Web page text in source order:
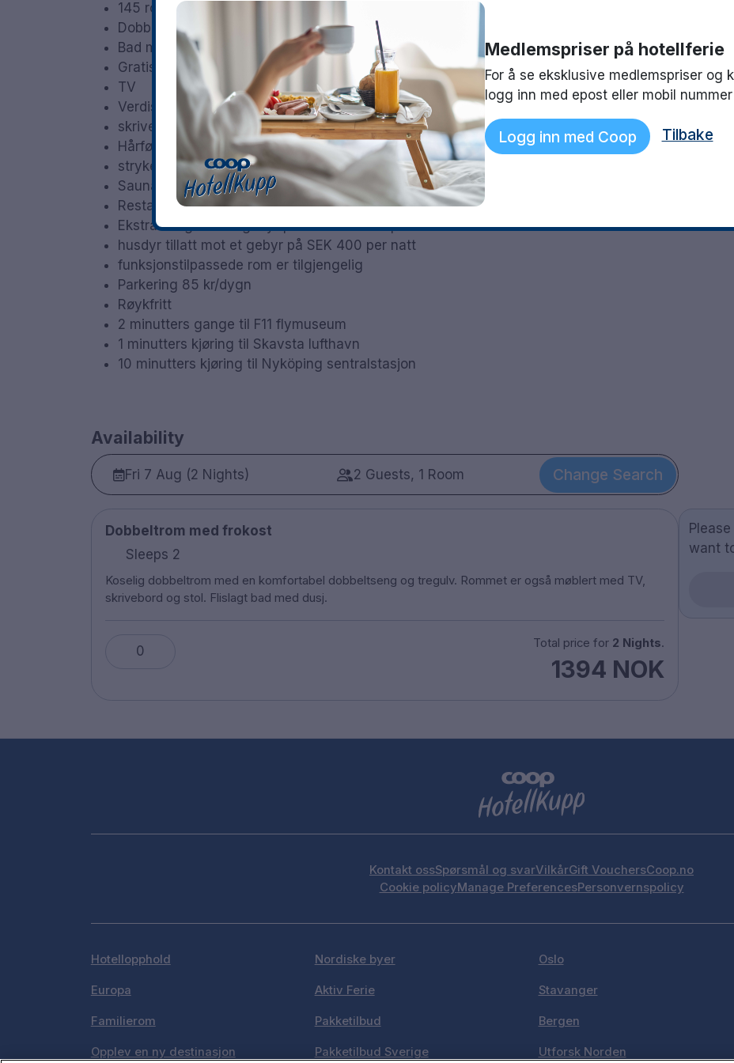
145 rom
Dobbelrom og familierom
Bad med dusj
Gratis WiFi
TV
Verdiskap
skrivebord
Hårføner
strykejern/strykebrett på forespørsel
Sauna
Restaurant
Ekstra seng mot et gebyr på SEK SEK 200 per natt
husdyr tillatt mot et gebyr på SEK 400 per natt
funksjonstilpassede rom er tilgjengelig
Parkering 85 kr/dygn
Røykfritt
2 minutters gange til F11 flymuseum
1 minutters kjøring til Skavsta lufthavn
10 minutters kjøring til Nyköping sentralstasjon
Availability
Fri 7 Aug (2 Nights) 2 Guests, 1 Room Change Search
Dobbeltrom med frokost
Sleeps 2
Koselig dobbeltrom med en komfortabel dobbeltseng og tregulv. Rommet er også møblert med TV,
skrivebord og stol. Flislagt bad med dusj.
0
Total price for 2 Nights.
1394 NOK
want
Medlemspriser på hotellferie
For å se eksklusive medlemspriser og
logg inn med epost eller mobil
Logg inn med Coop Tilbake
Kontakt ossSpørsmål og svarVilkårGift VouchersCoop.no
Cookie policyManage PreferencesPersonvernspolicy
Hotellopphold
Europa
Familierom
Opplev en ny destinasjon
Nordiske byer
Aktiv Ferie
Pakketilbud
Pakketilbud Sverige
Oslo
Stavanger
Bergen
Utforsk Norden